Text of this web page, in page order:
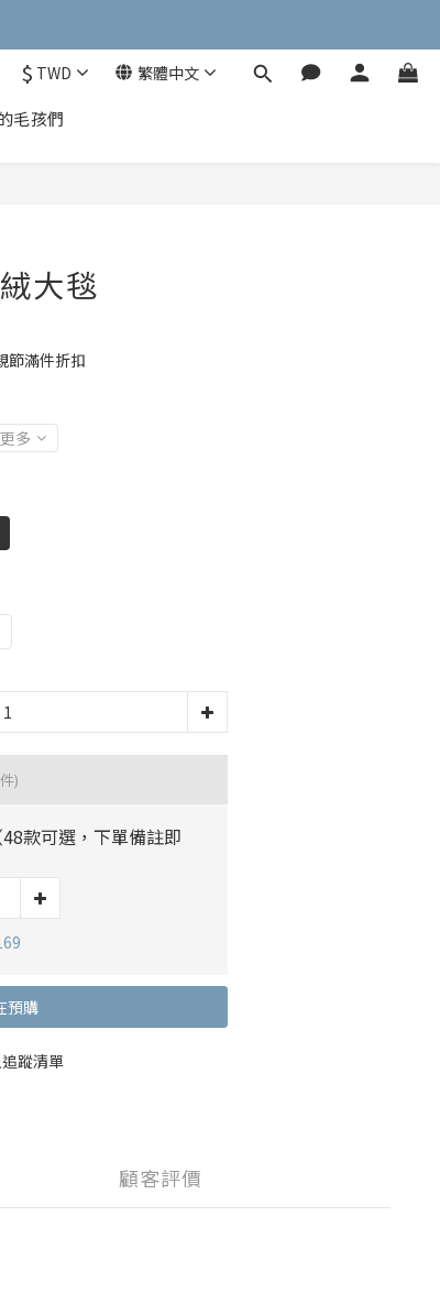
$ TWD 繁體中文
毛孩們
大毯
節滿件折扣
多
)
款可選，下單備註即
預購
蹤清單
顧客評價